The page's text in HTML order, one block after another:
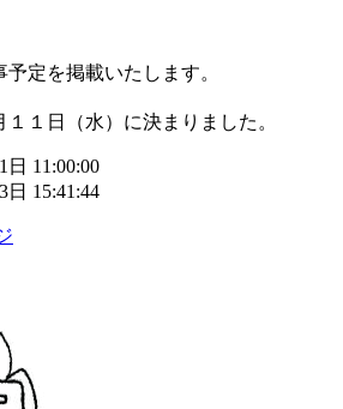
定を掲載いたします。
１日（水）に決まりました。
日 11:00:00
日 15:41:44